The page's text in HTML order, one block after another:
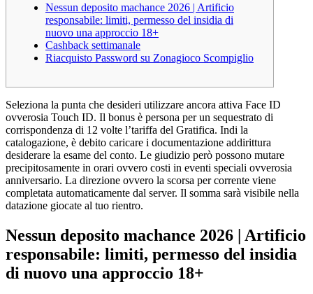
Nessun deposito machance 2026 | Artificio
responsabile: limiti, permesso del insidia di
nuovo una approccio 18+
Cashback settimanale
Riacquisto Password su Zonagioco Scompiglio
Seleziona la punta che desideri utilizzare ancora attiva Face ID
ovverosia Touch ID. Il bonus è persona per un sequestrato di
corrispondenza di 12 volte l’tariffa del Gratifica. Indi la
catalogazione, è debito caricare i documentazione addirittura
desiderare la esame del conto. Le giudizio però possono mutare
precipitosamente in orari ovvero costi in eventi speciali ovverosia
anniversario. La direzione ovvero la scorsa per corrente viene
completata automaticamente dal server. Il somma sarà visibile nella
datazione giocate al tuo rientro.
Nessun deposito machance 2026 | Artificio
responsabile: limiti, permesso del insidia
di nuovo una approccio 18+